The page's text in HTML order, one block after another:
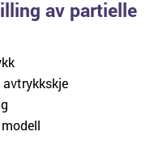
av partielle